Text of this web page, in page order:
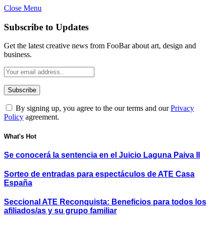
Close Menu
Subscribe to Updates
Get the latest creative news from FooBar about art, design and
business.
By signing up, you agree to the our terms and ourPrivacy
Policy agreement.
What's Hot
Se conocerá la sentencia en el Juicio Laguna Paiva II
Sorteo de entradas para espectáculos de ATE Casa
España
Seccional ATE Reconquista: Beneficios para todos los
afiliados/as y su grupo familiar